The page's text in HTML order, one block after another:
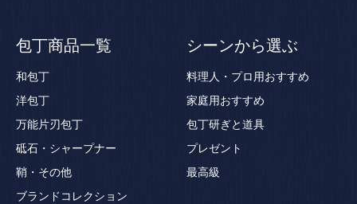
包丁商品一覧
和包丁
洋包丁
万能片刃包丁
砥石・シャープナー
鞘・その他
ブランドコレクション
シーンから選ぶ
料理人・プロ用おすすめ
家庭用おすすめ
包丁研ぎと道具
プレゼント
最高級